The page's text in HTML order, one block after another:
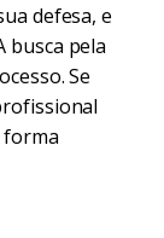
defesa, e
busca pela
Se
forma